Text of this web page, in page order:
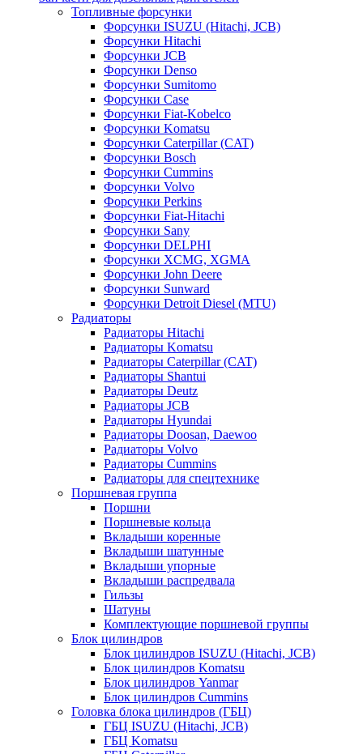
Топливные форсунки
Форсунки ISUZU (Hitachi, JCB)
Форсунки Hitachi
Форсунки JCB
Форсунки Denso
Форсунки Sumitomo
Форсунки Case
Форсунки Fiat-Kobelco
Форсунки Komatsu
Форсунки Caterpillar (CAT)
Форсунки Bosch
Форсунки Cummins
Форсунки Volvo
Форсунки Perkins
Форсунки Fiat-Hitachi
Форсунки Sany
Форсунки DELPHI
Форсунки XCMG, XGMA
Форсунки John Deere
Форсунки Sunward
Форсунки Detroit Diesel (MTU)
Радиаторы
Радиаторы Hitachi
Радиаторы Komatsu
Радиаторы Caterpillar (CAT)
Радиаторы Shantui
Радиаторы Deutz
Радиаторы JCB
Радиаторы Hyundai
Радиаторы Doosan, Daewoo
Радиаторы Volvo
Радиаторы Cummins
Радиаторы для спецтехнике
Поршневая группа
Поршни
Поршневые кольца
Вкладыши коренные
Вкладыши шатунные
Вкладыши упорные
Вкладыши распредвала
Гильзы
Шатуны
Комплектующие поршневой группы
Блок цилиндров
Блок цилиндров ISUZU (Hitachi, JCB)
Блок цилиндров Komatsu
Блок цилиндров Yanmar
Блок цилиндров Cummins
Головка блока цилиндров (ГБЦ)
ГБЦ ISUZU (Hitachi, JCB)
ГБЦ Komatsu